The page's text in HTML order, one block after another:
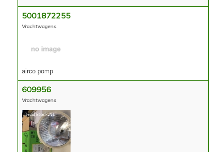
5001872255
Vrachtwagens
airco pomp
609956
Vrachtwagens